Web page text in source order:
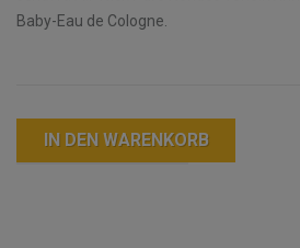
Baby-Eau de Cologne.
IN DEN WARENKORB